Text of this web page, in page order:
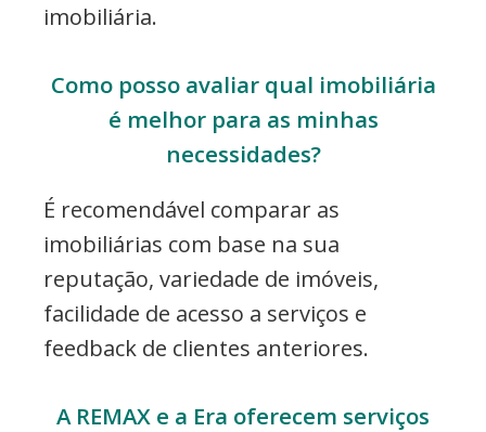
imobiliária.
Como posso avaliar qual imobiliária
é melhor para as minhas
necessidades?
É recomendável comparar as
imobiliárias com base na sua
reputação, variedade de imóveis,
facilidade de acesso a serviços e
feedback de clientes anteriores.
A REMAX e a Era oferecem serviços